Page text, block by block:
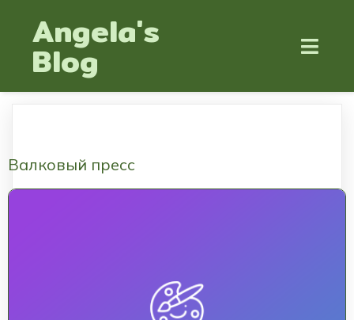
Angela's
Blog
Валковый пресс